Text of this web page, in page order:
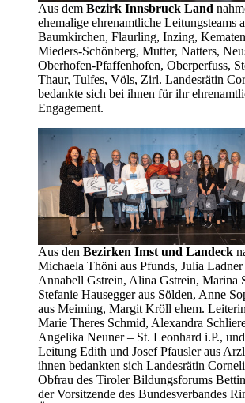
Aus dem Bezirk Innsbruck Land
ehemalige ehrenamtliche Leitungsteams
Baumkirchen, Flaurling, Inzing,
Mieders-Schönberg, Mutter, Natters,
Oberhofen-Pfaffenhofen, Oberperfuss,
Thaur, Tulfes, Völs, Zirl. Landesrätin
bedankte sich bei ihnen für ihr
Engagement.
Aus den Bezirken Imst und Landeck
Michaela Thöni aus Pfunds, Julia Ladner
Annabell Gstrein, Alina Gstrein, Marina
Stefanie Hausegger aus Sölden, Anne
aus Meiming, Margit Kröll ehem.
Marie Theres Schmid, Alexandra
Angelika Neuner – St. Leonhard i.P.,
Leitung Edith und Josef Pfausler aus
ihnen bedankten sich Landesrätin
Obfrau des Tiroler Bildungsforums
der Vorsitzende des Bundesverbandes